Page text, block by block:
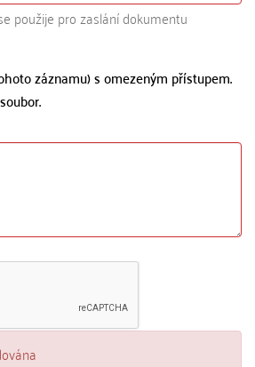
použije pro zaslání dokumentu
záznamu) s omezeným přístupem.